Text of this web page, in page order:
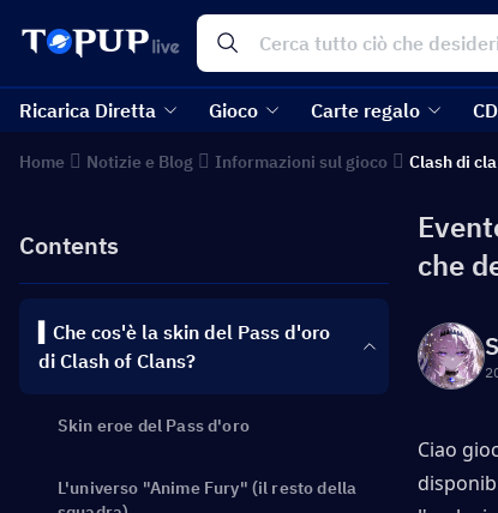
Ricarica Diretta Gioco Carte regalo
Home Notizie e Blog Informazioni sul gioco Clash di
Contents
▍Che cos'è la skin del Pass d'oro
di Clash of Clans?
Skin eroe del Pass d'oro
L'universo "Anime Fury" (il resto della
che
Ciao